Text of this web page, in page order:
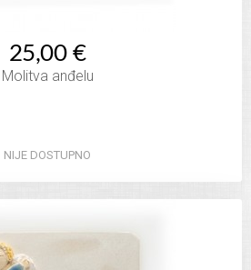
25,00 €
Molitva anđelu
NIJE DOSTUPNO